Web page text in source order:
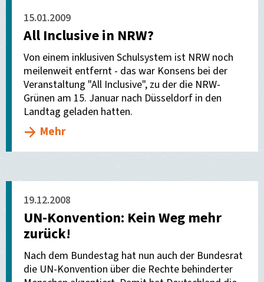
15.01.2009
All Inclusive in NRW?
Von einem inklusiven Schulsystem ist NRW noch
meilenweit entfernt - das war Konsens bei der
Veranstaltung "All Inclusive", zu der die NRW-
Grünen am 15. Januar nach Düsseldorf in den
Landtag geladen hatten.
Mehr
19.12.2008
UN-Konvention: Kein Weg mehr
zurück!
Nach dem Bundestag hat nun auch der Bundesrat
die UN-Konvention über die Rechte behinderter